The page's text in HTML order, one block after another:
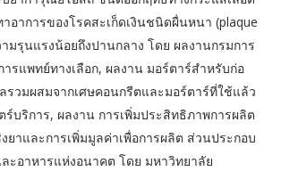
าอาการของโรคสะเก็ดเงินชนิดผื่นหนา (plaque
มรุนแรงน้อยถึงปานกลาง โดย ผลงานกรมการ
รแพทย์ทางเลือก, ผลงาน มอร์ตาร์สำหรับก่อ
รวมผสมจากเศษคอนกรีตและมอร์ตาร์ที่ใช้แล้ว
บริการ, ผลงาน การเพิ่มประสิทธิภาพการผลิต
ยาและการเพิ่มมูลค่าเพื่อการผลิต ส่วนประกอบ
ะอาหารแห่งอนาคต โดย มหาวิทยาลัย